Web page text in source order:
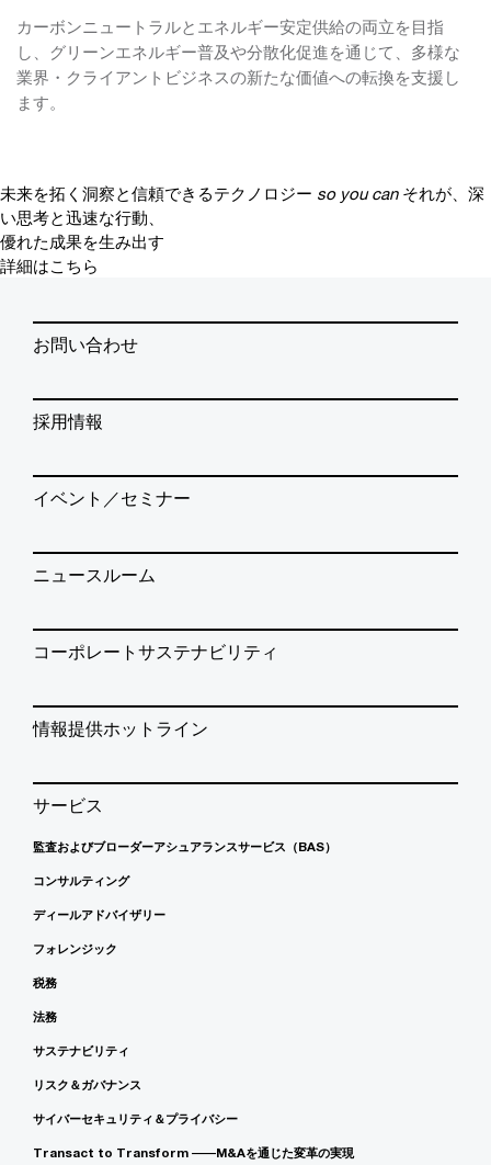
カーボンニュートラルとエネルギー安定供給の両立を目指
し、グリーンエネルギー普及や分散化促進を通じて、多様な
業界・クライアントビジネスの新たな価値への転換を支援し
ます。
未来を拓く洞察と信頼できるテクノロジー so you can それが、深
い思考と迅速な行動、
優れた成果を生み出す
詳細はこちら
お問い合わせ
採用情報
イベント／セミナー
ニュースルーム
コーポレートサステナビリティ
情報提供ホットライン
サービス
監査およびブローダーアシュアランスサービス（BAS）
コンサルティング
ディールアドバイザリー
フォレンジック
税務
法務
サステナビリティ
リスク＆ガバナンス
サイバーセキュリティ＆プライバシー
Transact to Transform ――M&Aを通じた変革の実現